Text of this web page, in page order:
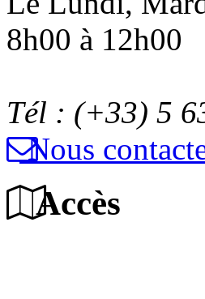
8h00 à 12h00
Tél : (+33) 5
Nous
Accès